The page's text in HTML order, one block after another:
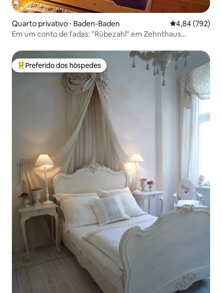
Quarto privativo ⋅ Baden-Baden 4,84 de uma
4,84 (792)
Em um conto de fadas: "Rübezahl" em Zehnthaus
Entre os melhores preferidos dos hóspedes
Preferido dos hóspedes